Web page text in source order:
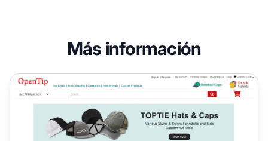
Más información
Programa de Afiliados de Opentip